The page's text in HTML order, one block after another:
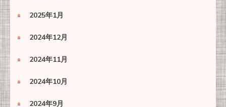
2025年1月
2024年12月
2024年11月
2024年10月
2024年9月